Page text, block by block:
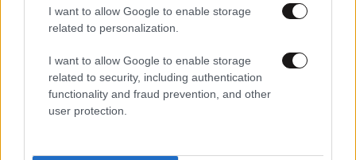
I want to allow Google to enable storage
related to personalization.
I want to allow Google to enable storage
related to security, including authentication
functionality and fraud prevention, and other
user protection.
Και ξαφνικά ήταν και οι κάμερες
εκεί....
23·12·2020
.... όχι ρε δεν είναι στημένο. Μην ακούς βλακείες